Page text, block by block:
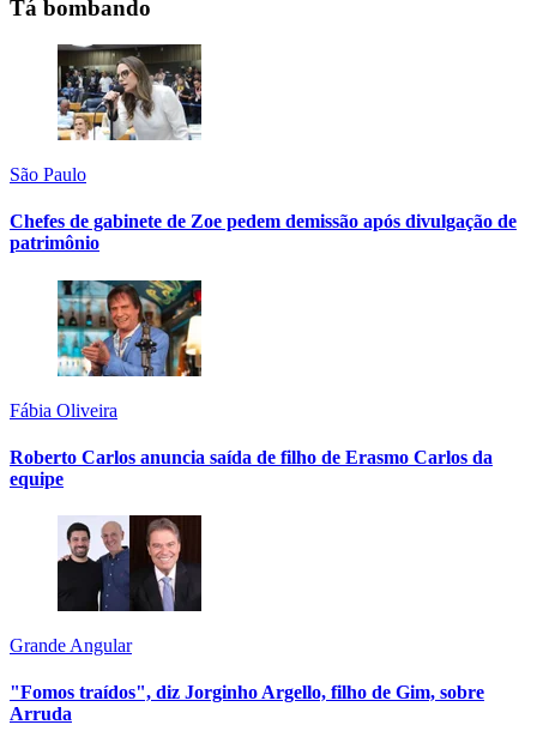
Tá bombando
São Paulo
Chefes de gabinete de Zoe pedem demissão após divulgação de
patrimônio
Fábia Oliveira
Roberto Carlos anuncia saída de filho de Erasmo Carlos da
equipe
Grande Angular
"Fomos traídos", diz Jorginho Argello, filho de Gim, sobre
Arruda